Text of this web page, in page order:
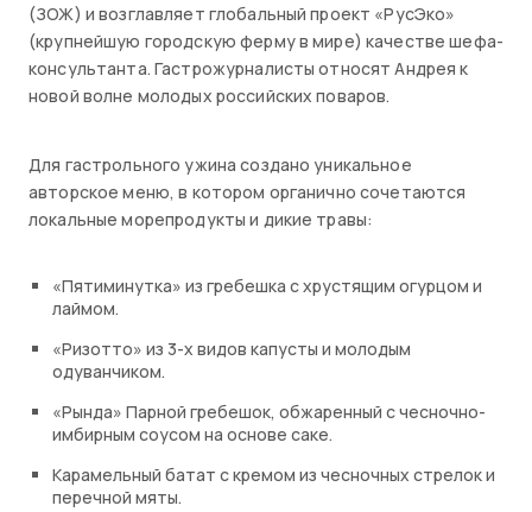
(ЗОЖ) и возглавляет глобальный проект «РусЭко»
(крупнейшую городскую ферму в мире) качестве шефа-
консультанта. Гастрожурналисты относят Андрея к
новой волне молодых российских поваров.
Для гастрольного ужина создано уникальное
авторское меню, в котором органично сочетаются
локальные морепродукты и дикие травы:
«Пятиминутка» из гребешка с хрустящим огурцом и
лаймом.
«Ризотто» из 3-х видов капусты и молодым
одуванчиком.
«Рында» Парной гребешок, обжаренный с чесночно-
имбирным соусом на основе саке.
Карамельный батат с кремом из чесночных стрелок и
перечной мяты.